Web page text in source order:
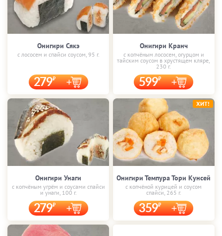
Онигири Сякэ
с лососем и спайси соусом, 95 г.
279
Онигири Кранч
с копчёным лососем, огурцом и
тайским соусом в хрустящем кляре,
230 г.
599
Онигири Унаги
с копчёным угрём и соусами спайси
и унаги, 100 г.
279
Онигири Темпура Тори Кунсей
с копчёной курицей и соусом
спайси, 265 г.
359
ХИТ!